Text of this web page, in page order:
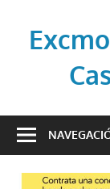
contenido
oficial
Ayuntamiento